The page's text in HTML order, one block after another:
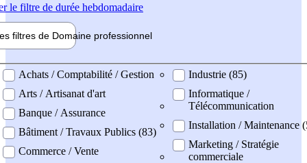
le filtre de durée hebdomadaire
filtres de Domaine professionnel
professionel
Achats / Comptabilité / Gestion
Arts / Artisanat d'art
Banque / Assurance
Bâtiment / Travaux Publics (83)
Commerce / Vente
Industrie (85)
Informatique /
Télécommunication
Installation / Maintenance
Marketing / Stratégie
commerciale